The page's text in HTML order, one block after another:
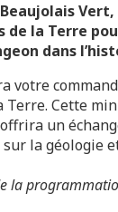
de la Terre
dans
votre
Cette
un
la géologie
la